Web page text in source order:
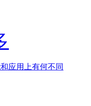
应用上有何不同